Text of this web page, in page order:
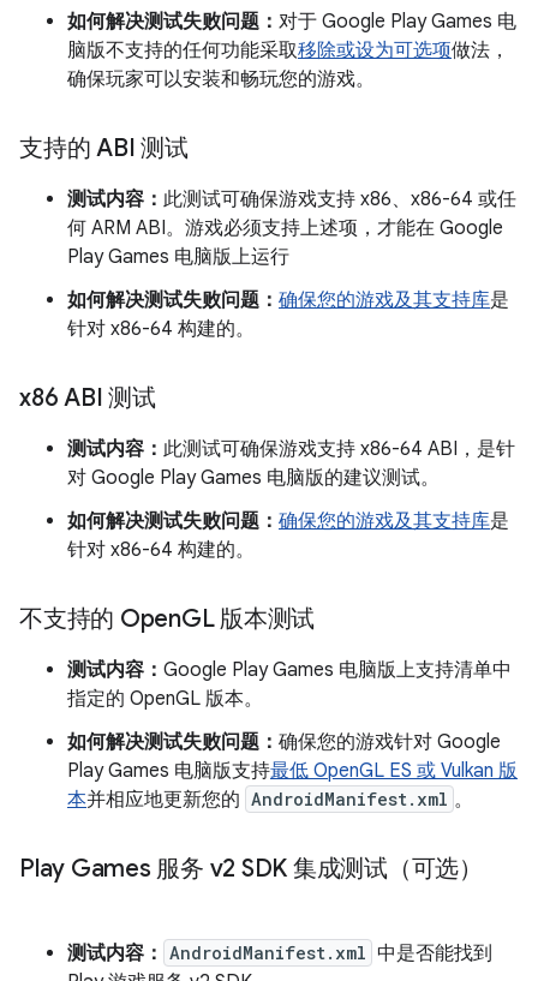
如何解决测试失败问题： 对于 Google Play Games 电
脑版不支持的任何功能采取移除或设为可选项做法，
确保玩家可以安装和畅玩您的游戏。
支持的 ABI 测试
测试内容： 此测试可确保游戏支持 x86、x86-64 或任
何 ARM ABI。游戏必须支持上述项，才能在 Google
Play Games 电脑版上运行
如何解决测试失败问题： 确保您的游戏及其支持库是
针对 x86-64 构建的。
x86 ABI 测试
测试内容： 此测试可确保游戏支持 x86-64 ABI，是针
对 Google Play Games 电脑版的建议测试。
如何解决测试失败问题： 确保您的游戏及其支持库是
针对 x86-64 构建的。
不支持的 OpenGL 版本测试
测试内容： Google Play Games 电脑版上支持清单中
指定的 OpenGL 版本。
如何解决测试失败问题： 确保您的游戏针对 Google
Play Games 电脑版支持最低 OpenGL ES 或 Vulkan 版
本并相应地更新您的 AndroidManifest.xml 。
Play Games 服务 v2 SDK 集成测试（可选）
测试内容： AndroidManifest.xml 中是否能找到